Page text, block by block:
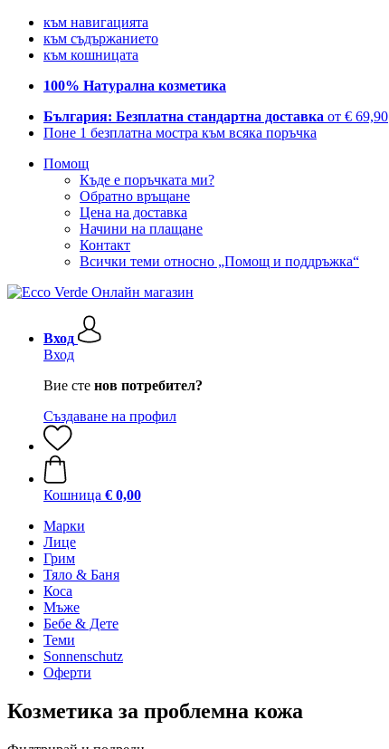
към навигацията
към съдържанието
към кошницата
100% Натурална козметика
България: Безплатна стандартна доставка от € 69,90
Поне 1 безплатна мостра към всяка поръчка
Помощ
Къде е поръчката ми?
Обратно връщане
Цена на доставка
Начини на плащане
Контакт
Всички теми относно „Помощ и поддръжка“
Вход
Вход
Вие сте нов потребител?
Създаване на профил
Кошница € 0,00
Марки
Лице
Грим
Тяло & Баня
Коса
Мъже
Бебе & Дете
Теми
Sonnenschutz
Оферти
Козметика за проблемна кожа